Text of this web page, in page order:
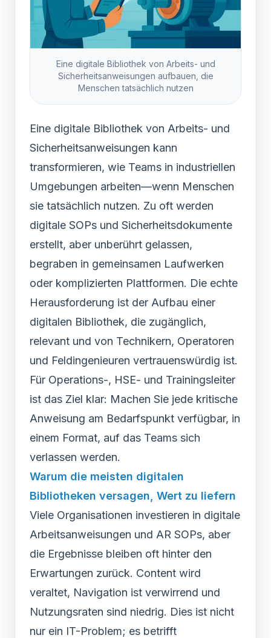
Eine digitale Bibliothek von Arbeits- und
Sicherheitsanweisungen aufbauen, die
Menschen tatsächlich nutzen
Eine digitale Bibliothek von Arbeits- und
Sicherheitsanweisungen kann
transformieren, wie Teams in industriellen
Umgebungen arbeiten—wenn Menschen
sie tatsächlich nutzen. Zu oft werden
digitale SOPs und Sicherheitsdokumente
erstellt, aber unberührt gelassen,
begraben in gemeinsamen Laufwerken
oder komplizierten Plattformen. Die echte
Herausforderung ist der Aufbau einer
digitalen Bibliothek, die zugänglich,
relevant und von Technikern, Operatoren
und Feldingenieuren vertrauenswürdig ist.
Für Operations-, HSE- und Trainingsleiter
ist das Ziel klar: Machen Sie jede kritische
Anweisung am Bedarfspunkt verfügbar, in
einem Format, auf das Teams sich
verlassen werden.
Warum die meisten digitalen
Bibliotheken versagen, Wert zu liefern
Viele Organisationen investieren in digitale
Arbeitsanweisungen und AR SOPs, aber
die Ergebnisse bleiben oft hinter den
Erwartungen zurück. Content wird
veraltet, Navigation ist verwirrend und
Nutzungsraten sind niedrig. Dies ist nicht
nur ein IT-Problem; es betrifft